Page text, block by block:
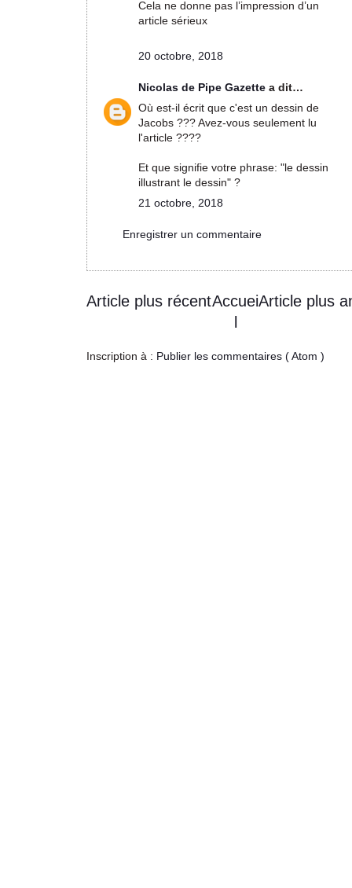
Cela ne donne pas l’impression d’un
article sérieux
20 octobre, 2018
Nicolas de Pipe Gazette a dit…
Où est-il écrit que c'est un dessin de
Jacobs ??? Avez-vous seulement lu
l'article ????
Et que signifie votre phrase: "le dessin
illustrant le dessin" ?
21 octobre, 2018
Enregistrer un commentaire
Article plus récent Article plus
Accuei
Inscription à : Publier les commentaires ( Atom )